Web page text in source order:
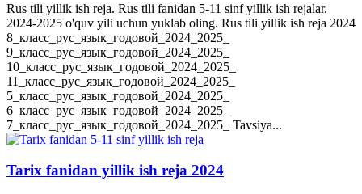
Rus tili yillik ish reja. Rus tili fanidan 5-11 sinf yillik ish rejalar.
2024-2025 o'quv yili uchun yuklab oling. Rus tili yillik ish reja 2024
8_класс_рус_язык_годовой_2024_2025_
9_класс_рус_язык_годовой_2024_2025_
10_класс_рус_язык_годовой_2024_2025_
11_класс_рус_язык_годовой_2024_2025_
5_класс_рус_язык_годовой_2024_2025_
6_класс_рус_язык_годовой_2024_2025_
7_класс_рус_язык_годовой_2024_2025_ Tavsiya...
Tarix fanidan yillik ish reja 2024